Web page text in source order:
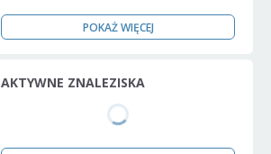
POKAŻ WIĘCEJ
AKTYWNE ZNALEZISKA